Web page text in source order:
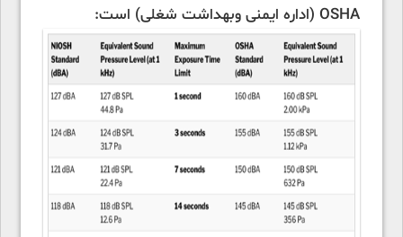
OSHA (اداره ایمنی وبهداشت شغلی) است: